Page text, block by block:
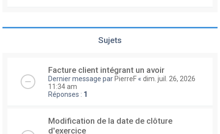
Sujets
Facture client intégrant un avoir
Dernier message parPierreF « dim. juil. 26, 2026
11:34 am
Réponses : 1
Modification de la date de clôture
d'exercice